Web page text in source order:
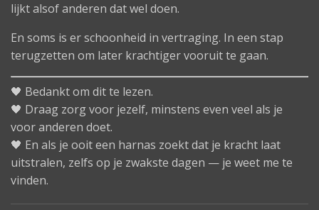
lijkt alsof anderen dat wel doen.
En soms is er schoonheid in vertraging. In een stap
terugzetten om later krachtiger vooruit te gaan.
🖤 Bedankt om dit te lezen.
🖤 Draag zorg voor jezelf, minstens even veel als je
voor anderen doet.
🖤 En als je ooit een harnas zoekt dat je kracht laat
uitstralen, zelfs op je zwakste dagen — je weet me te
vinden.